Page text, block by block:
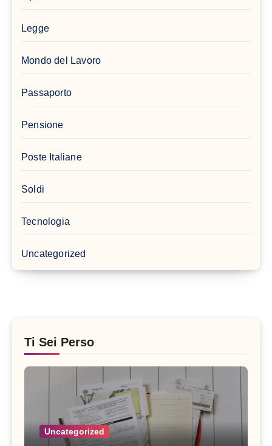
Legge
Mondo del Lavoro
Passaporto
Pensione
Poste Italiane
Soldi
Tecnologia
Uncategorized
Ti Sei Perso
Uncategorized